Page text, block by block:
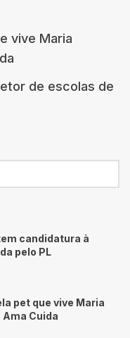
vive Maria
de escolas de
candidatura à
pelo PL
pet que vive Maria
Cuida